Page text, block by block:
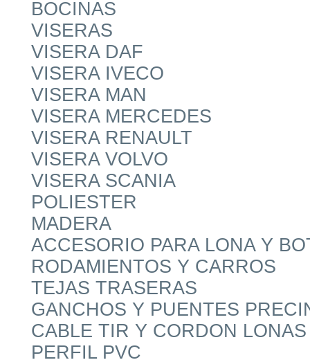
BOCINAS
VISERAS
VISERA DAF
VISERA IVECO
VISERA MAN
VISERA MERCEDES
VISERA RENAULT
VISERA VOLVO
VISERA SCANIA
POLIESTER
MADERA
ACCESORIO PARA LONA Y
RODAMIENTOS Y CARROS
TEJAS TRASERAS
GANCHOS Y PUENTES
CABLE TIR Y CORDON LONAS
PERFIL PVC